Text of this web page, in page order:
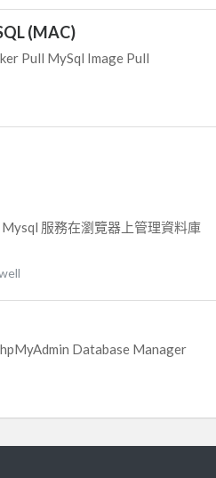
(MAC)
Pull MySql Image Pull
服務在瀏覽器上管理資料庫
Database Manager